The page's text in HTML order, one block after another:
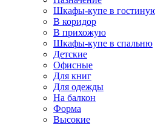
Шкафы-купе в
В коридор
В прихожую
Шкафы-купе в спальню
Детские
Офисные
Для книг
Для одежды
На балкон
Форма
Высокие